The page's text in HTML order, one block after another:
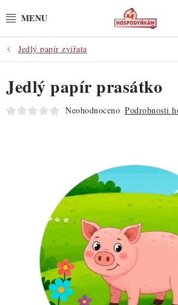
na
POTŘEBY
POMŮCKY
SUROVINY
DO KUCHYNĚ
POCHUTINY
ZDRAVÉ PEČENÍ
Jedlý papír zvířata
Jedlý papír prasátko
Neohodnoceno Podrobnosti